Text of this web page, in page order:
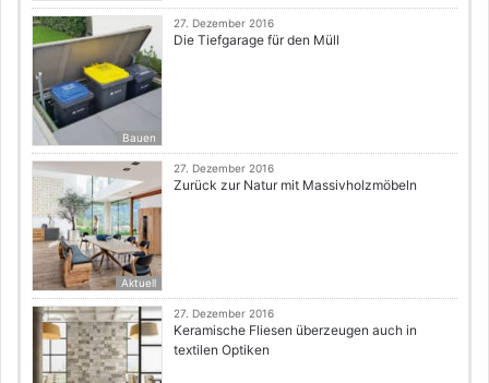
Bauen
27. Dezember 2016
Die Tiefgarage für den Müll
Aktuell
27. Dezember 2016
Zurück zur Natur mit Massivholzmöbeln
27. Dezember 2016
Keramische Fliesen überzeugen auch in
textilen Optiken